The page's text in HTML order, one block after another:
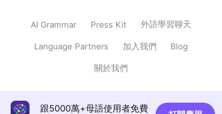
¡Hola Jennifer! ¿Podrías ayudarme? 😊
Alejo 2021.02.10 02:20
Yo quiero aprender 😊
ES CN
AI Grammar Press Kit 外語學習聊天
Language Partners 加入我們 Blog
關於我們
跟5000萬+母語使用者免費